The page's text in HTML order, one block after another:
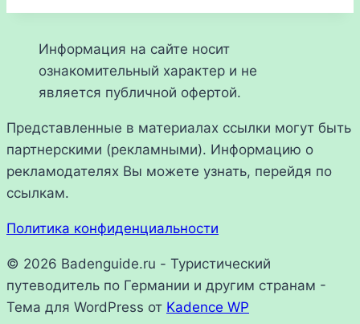
Информация на сайте носит
ознакомительный характер и не
является публичной офертой.
Представленные в материалах ссылки могут быть
партнерскими (рекламными). Информацию о
рекламодателях Вы можете узнать, перейдя по
ссылкам.
Политика конфиденциальности
© 2026 Badenguide.ru - Туристический
путеводитель по Германии и другим странам -
Тема для WordPress от Kadence WP